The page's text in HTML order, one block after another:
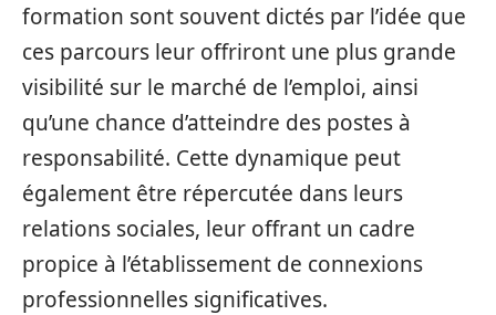
formation sont souvent dictés par l’idée que
ces parcours leur offriront une plus grande
visibilité sur le marché de l’emploi, ainsi
qu’une chance d’atteindre des postes à
responsabilité. Cette dynamique peut
également être répercutée dans leurs
relations sociales, leur offrant un cadre
propice à l’établissement de connexions
professionnelles significatives.